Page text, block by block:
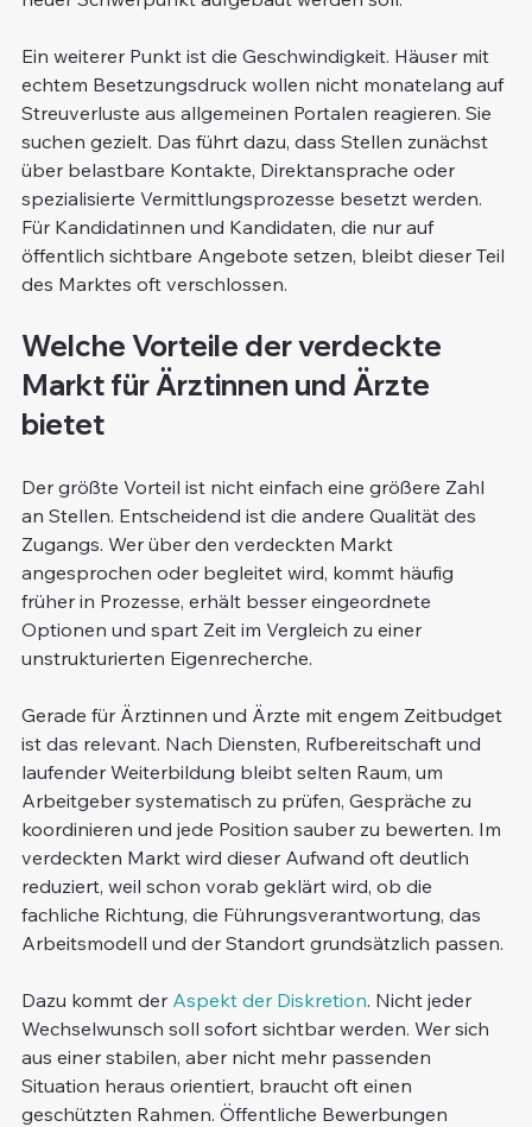
Ein weiterer Punkt ist die Geschwindigkeit. Häuser mit
echtem Besetzungsdruck wollen nicht monatelang auf
Streuverluste aus allgemeinen Portalen reagieren. Sie
suchen gezielt. Das führt dazu, dass Stellen zunächst
über belastbare Kontakte, Direktansprache oder
spezialisierte Vermittlungsprozesse besetzt werden.
Für Kandidatinnen und Kandidaten, die nur auf
öffentlich sichtbare Angebote setzen, bleibt dieser Teil
des Marktes oft verschlossen.
Welche Vorteile der verdeckte
Markt für Ärztinnen und Ärzte
bietet
Der größte Vorteil ist nicht einfach eine größere Zahl
an Stellen. Entscheidend ist die andere Qualität des
Zugangs. Wer über den verdeckten Markt
angesprochen oder begleitet wird, kommt häufig
früher in Prozesse, erhält besser eingeordnete
Optionen und spart Zeit im Vergleich zu einer
unstrukturierten Eigenrecherche.
Gerade für Ärztinnen und Ärzte mit engem Zeitbudget
ist das relevant. Nach Diensten, Rufbereitschaft und
laufender Weiterbildung bleibt selten Raum, um
Arbeitgeber systematisch zu prüfen, Gespräche zu
koordinieren und jede Position sauber zu bewerten. Im
verdeckten Markt wird dieser Aufwand oft deutlich
reduziert, weil schon vorab geklärt wird, ob die
fachliche Richtung, die Führungsverantwortung, das
Arbeitsmodell und der Standort grundsätzlich passen.
Dazu kommt der Aspekt der Diskretion. Nicht jeder
Wechselwunsch soll sofort sichtbar werden. Wer sich
aus einer stabilen, aber nicht mehr passenden
Situation heraus orientiert, braucht oft einen
geschützten Rahmen. Öffentliche Bewerbungen